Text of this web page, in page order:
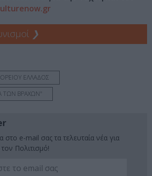
❯
ΕΛΛΑΔΟΣ
ΤΩΝ ΒΡΑΧΩΝ"
e-mail σας τα τελευταία νέα για
Πολιτισμό!